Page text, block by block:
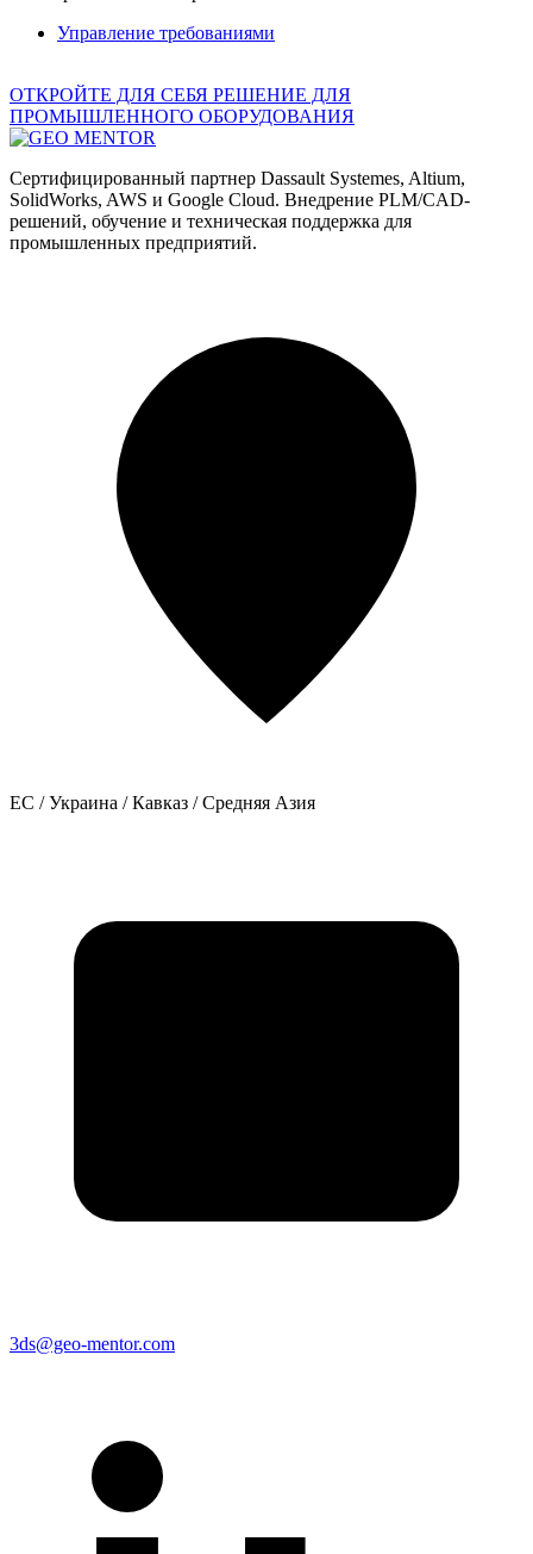
Управление требованиями
ОТКРОЙТЕ ДЛЯ СЕБЯ РЕШЕНИЕ ДЛЯ
ПРОМЫШЛЕННОГО ОБОРУДОВАНИЯ
Сертифицированный партнер Dassault Systemes, Altium,
SolidWorks, AWS и Google Cloud. Внедрение PLM/CAD-
решений, обучение и техническая поддержка для
промышленных предприятий.
ЕС / Украина / Кавказ / Средняя Азия
3ds@geo-mentor.com